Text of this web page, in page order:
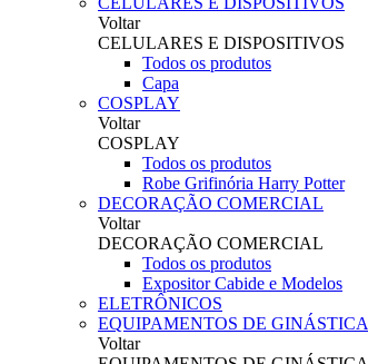
Voltar
CELULARES E DISPOSITIVOS
Todos os produtos
Capa
COSPLAY
Voltar
COSPLAY
Todos os produtos
Robe Grifinória Harry Potter
DECORAÇÃO COMERCIAL
Voltar
DECORAÇÃO COMERCIAL
Todos os produtos
Expositor Cabide e Modelos
ELETRÔNICOS
EQUIPAMENTOS DE GINÁSTICA
Voltar